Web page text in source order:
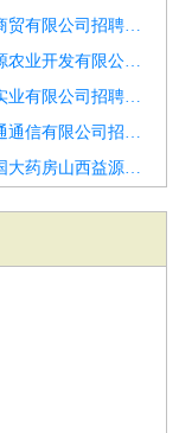
山西同创商贸有限公司招聘客户经理
山西养之源农业开发有限公司招聘信贷经理底薪高提成Q
山西明君实业有限公司招聘保险代理人经纪人客户经理
山西省联通通信有限公司招聘客户经理
国药控股国大药房山西益源连锁有限公司馨春龙城苑店招聘瑞安地区4S店客户经理